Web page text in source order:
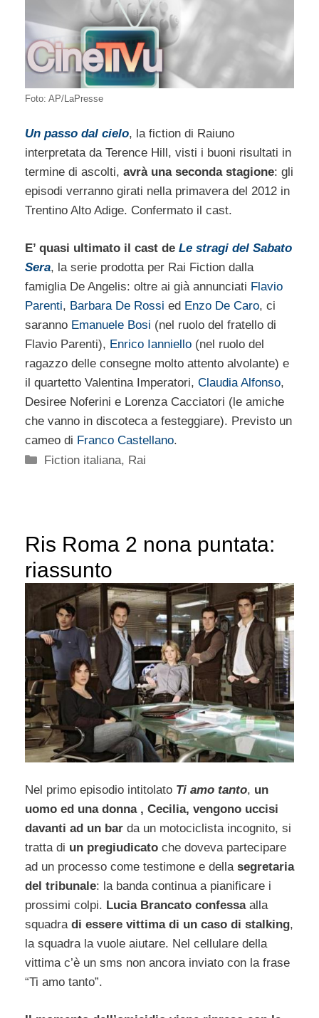
Foto: AP/LaPresse
Un passo dal cielo, la fiction di Raiuno
interpretata da Terence Hill, visti i buoni risultati in
termine di ascolti, avrà una seconda stagione: gli
episodi verranno girati nella primavera del 2012 in
Trentino Alto Adige. Confermato il cast.
E’ quasi ultimato il cast de Le stragi del Sabato
Sera, la serie prodotta per Rai Fiction dalla
famiglia De Angelis: oltre ai già annunciati Flavio
Parenti, Barbara De Rossi ed Enzo De Caro, ci
saranno Emanuele Bosi (nel ruolo del fratello di
Flavio Parenti), Enrico Ianniello (nel ruolo del
ragazzo delle consegne molto attento alvolante) e
il quartetto Valentina Imperatori, Claudia Alfonso,
Desiree Noferini e Lorenza Cacciatori (le amiche
che vanno in discoteca a festeggiare). Previsto un
cameo di Franco Castellano.
Categorie
Fiction italiana, Rai
Ris Roma 2 nona puntata:
riassunto
Nel primo episodio intitolato Ti amo tanto, un
uomo ed una donna , Cecilia, vengono uccisi
davanti ad un bar da un motociclista incognito, si
tratta di un pregiudicato che doveva partecipare
ad un processo come testimone e della segretaria
del tribunale: la banda continua a pianificare i
prossimi colpi. Lucia Brancato confessa alla
squadra di essere vittima di un caso di stalking,
la squadra la vuole aiutare. Nel cellulare della
vittima c’è un sms non ancora inviato con la frase
“Ti amo tanto”.